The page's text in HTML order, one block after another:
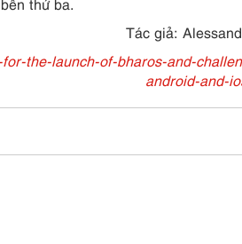
Tác giả:
the-launch-of-bharos-and-
android-and-